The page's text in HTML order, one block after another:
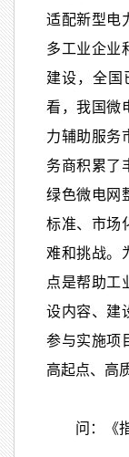
适配新型电
多工业企业
建设，全国
看，我国微
力辅助服务
务商积累了
绿色微电网
标准、市场
难和挑战。
点是帮助工
设内容、建
参与实施项
高起点、高
问：《